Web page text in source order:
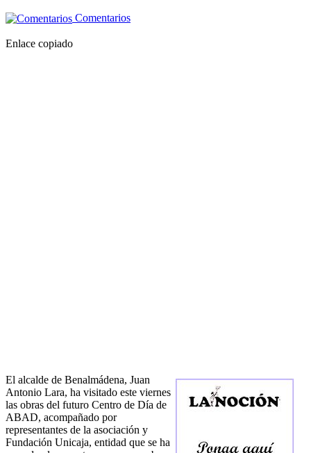
Comentarios
Enlace copiado
El alcalde de Benalmádena, Juan
Antonio Lara, ha visitado este viernes
las obras del futuro Centro de Día de
ABAD, acompañado por
representantes de la asociación y
Fundación Unicaja, entidad que se ha